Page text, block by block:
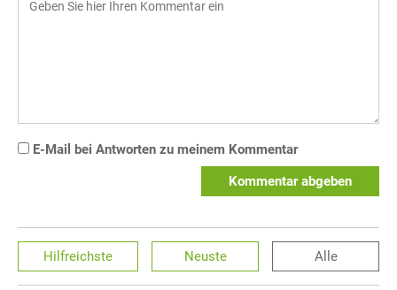
E-Mail bei Antworten zu meinem Kommentar
Kommentar abgeben
Hilfreichste Neuste Alle